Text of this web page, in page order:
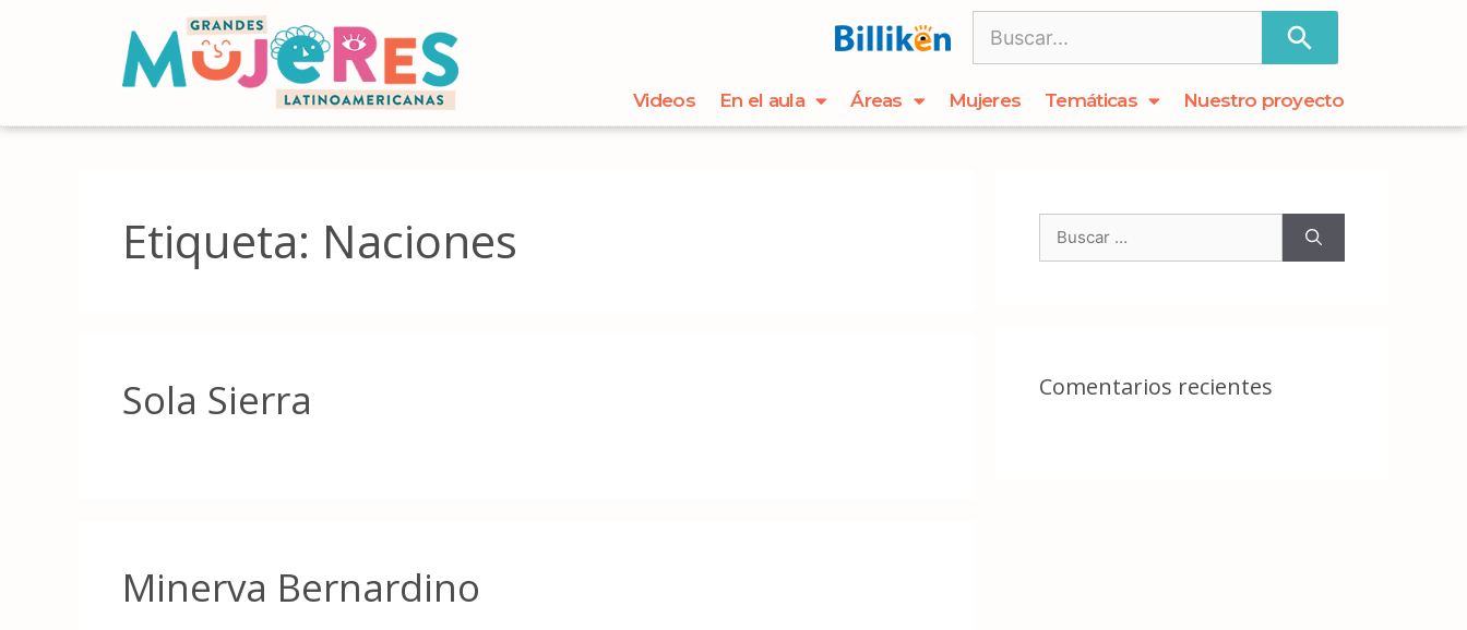
Videos En el aula Áreas Mujeres Temáticas Nuestro proyecto
Etiqueta: Naciones
Sola Sierra
Minerva Bernardino
Comentarios recientes